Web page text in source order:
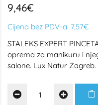
9,46€
Cijena bez PDV-a: 7,57€
STALEKS EXPERT
oprema za manikuru i
salone. Lux Natur Zagreb.